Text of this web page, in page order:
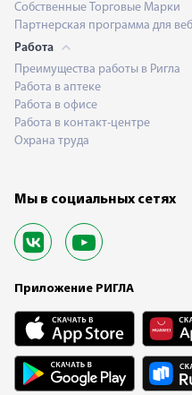
Собственные Торговые Марки
Партнерская программа для
Работа
Преимущества работы в Ригла
Работа в аптеке
Работа в офисе
Работа в контакт-центре
Охрана труда
Мы в социальных сетях
Приложение РИГЛА